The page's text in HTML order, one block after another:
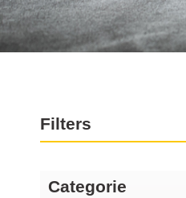
Producten
Filters
Categorie